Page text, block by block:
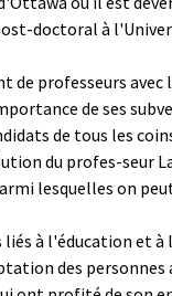
doctoral à
professeurs avec
de ses
de tous les
du profes-seur
lesquelles on
à l'éducation et
des